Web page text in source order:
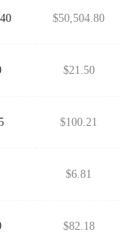
$50,504.80
$21.50
$100.21
$6.81
$82.18